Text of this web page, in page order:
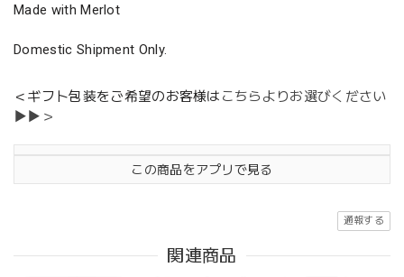
Made with Merlot
Domestic Shipment Only.
＜ギフト包装をご希望のお客様は こちらよりお選びください
▶▶＞
この商品をアプリで見る
通報する
関連商品